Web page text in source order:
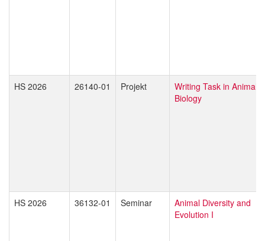
HS 2026 26140-01 Projekt
Writing Task in Animal
Biology
HS 2026 36132-01 Seminar
Animal Diversity and
Evolution I